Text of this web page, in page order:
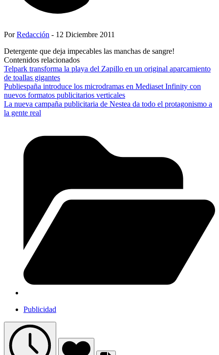
PorRedacción - 12 Diciembre 2011
Detergente que deja impecables las manchas de sangre!
Contenidos relacionados
Telpark transforma la playa del Zapillo en un original aparcamiento
de toallas gigantes
Publiespaña introduce los microdramas en Mediaset Infinity con
nuevos formatos publicitarios verticales
La nueva campaña publicitaria de Nestea da todo el protagonismo a
la gente real
Publicidad